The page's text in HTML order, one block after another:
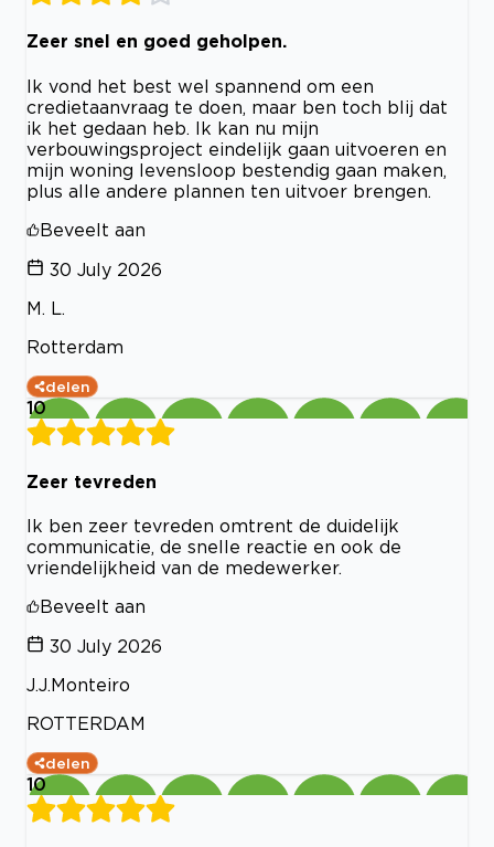
Zeer snel en goed geholpen.
Ik vond het best wel spannend om een
credietaanvraag te doen, maar ben toch blij dat
ik het gedaan heb. Ik kan nu mijn
verbouwingsproject eindelijk gaan uitvoeren en
mijn woning levensloop bestendig gaan maken,
plus alle andere plannen ten uitvoer brengen.
Beveelt aan
30 July 2026
M. L.
Rotterdam
delen
10
Zeer tevreden
Ik ben zeer tevreden omtrent de duidelijk
communicatie, de snelle reactie en ook de
vriendelijkheid van de medewerker.
Beveelt aan
30 July 2026
J.J.Monteiro
ROTTERDAM
delen
10